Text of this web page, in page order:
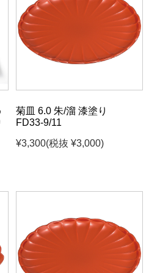
菊皿 6.0 朱/溜 漆塗り
FD33-9/11
¥3,300(税抜 ¥3,000)